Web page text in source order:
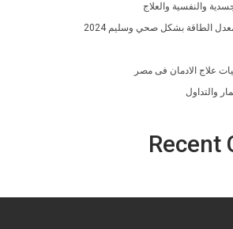
والنفسية والعلاج
الطاقة بشكل صحي وسليم 2024
علاج الادمان فى مصر
والتداول
Recent